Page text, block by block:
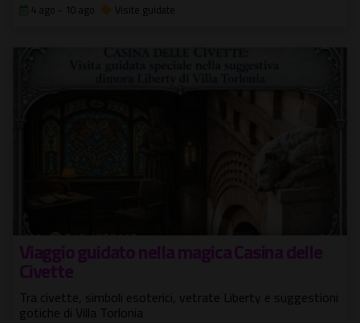
4 ago - 10 ago Visite guidate
Viaggio guidato nella magica Casina delle
Civette
Tra civette, simboli esoterici, vetrate Liberty e suggestioni
gotiche di Villa Torlonia